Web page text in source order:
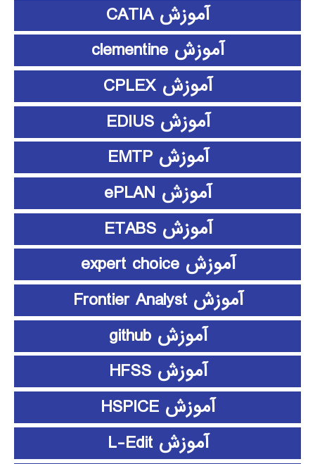
آموزش CATIA
آموزش clementine
آموزش CPLEX
آموزش EDIUS
آموزش EMTP
آموزش ePLAN
آموزش ETABS
آموزش expert choice
آموزش Frontier Analyst
آموزش github
آموزش HFSS
آموزش HSPICE
آموزش L-Edit